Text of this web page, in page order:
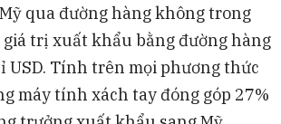
qua đường hàng không trong
giá trị xuất khẩu bằng đường hàng
USD. Tính trên mọi phương thức
máy tính xách tay đóng góp 27%